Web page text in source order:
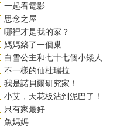
一起看電影
思念之屋
哪裡才是我的家？
媽媽築了一個巢
白雪公主和七十七個小矮人
不一樣的仙杜瑞拉
我是諾貝爾研究家！
小艾，天花板沾到泥巴了！
只有家最好
魚媽媽